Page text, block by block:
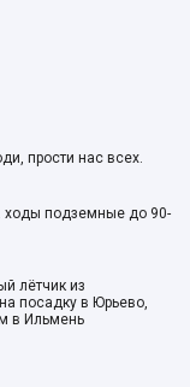
прости нас всех.
ходы подземные до 90-
лётчик из
посадку в Юрьево,
в Ильмень